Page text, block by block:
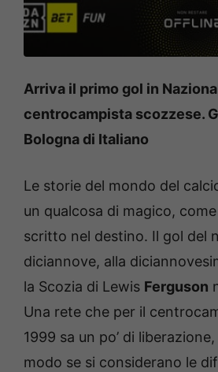
Arriva il primo gol in
centrocampista scozzese.
Bologna di Italiano
Le storie del mondo del
un qualcosa di magico,
scritto nel destino. Il gol del
diciannove, alla
la Scozia di Lewis Ferguson
Una rete che per il
1999 sa un po’ di
modo se si considerano le